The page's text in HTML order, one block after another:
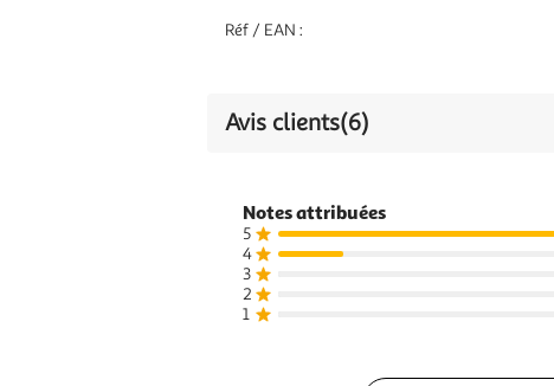
Réf / EAN :
Avis clients(6)
Notes attribuées
5
4
3
2
1